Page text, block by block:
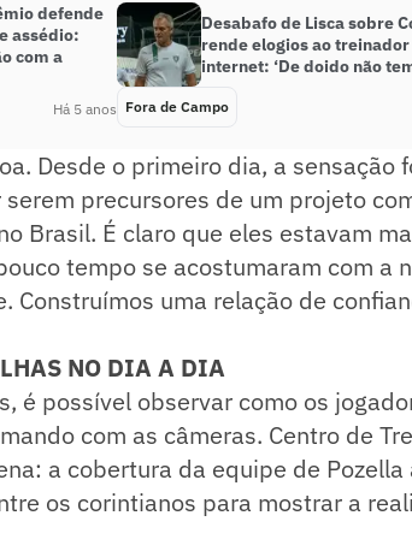
defende
assédio:
com a
Há 5 anos
Desabafo de Lisca sobre
rende elogios ao treinador
internet: ‘De doido não
Fora de Campo
Desde o primeiro dia, a sensação
precursores de um projeto
Brasil. É claro que eles estavam
tempo se acostumaram com a
Construímos uma relação de
NO DIA A DIA
é possível observar como os
com as câmeras. Centro de
a cobertura da equipe de
os corintianos para mostrar a